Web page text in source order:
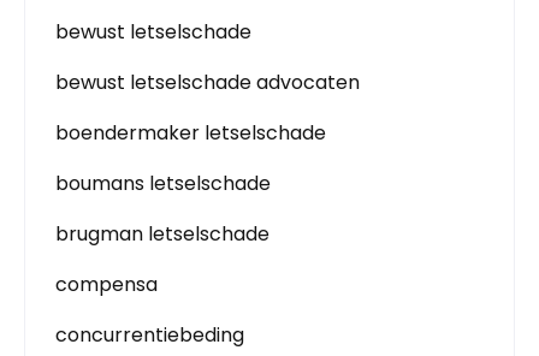
bewust letselschade
bewust letselschade advocaten
boendermaker letselschade
boumans letselschade
brugman letselschade
compensa
concurrentiebeding